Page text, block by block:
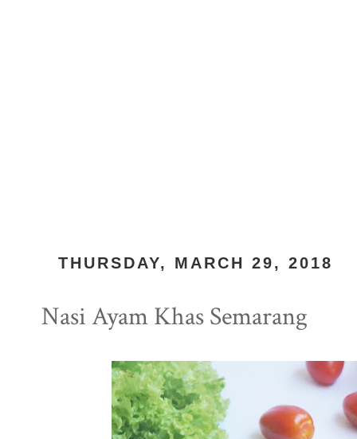
THURSDAY, MARCH 29, 2018
Nasi Ayam Khas Semarang